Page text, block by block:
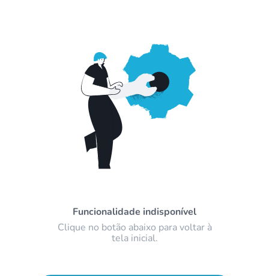
Funcionalidade indisponível
Clique no botão abaixo para voltar à
tela inicial.